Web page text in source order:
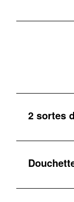
2 sortes